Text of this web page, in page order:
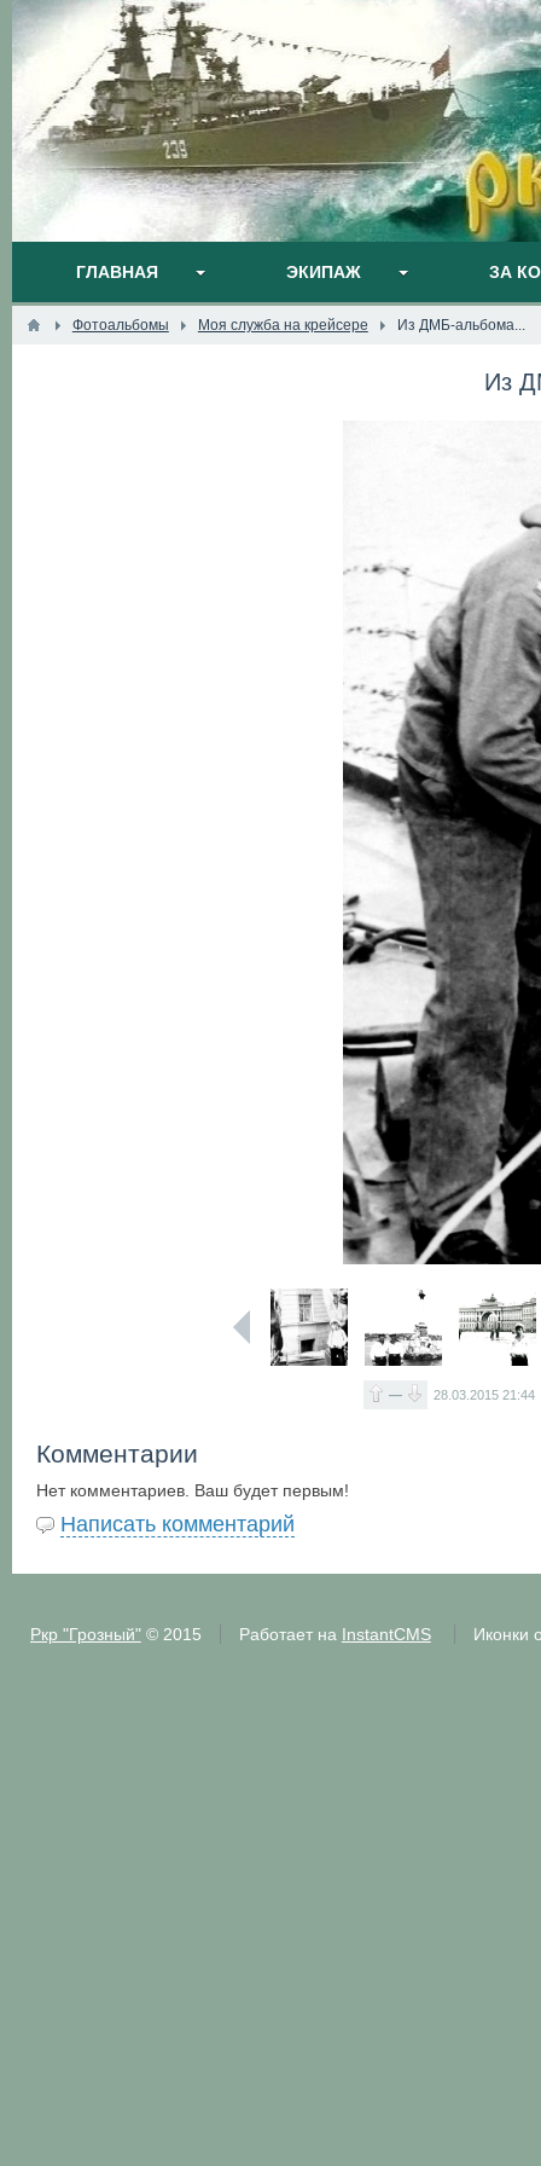
ГЛАВНАЯ ЭКИПАЖ ЗА
Фотоальбомы Моя служба на крейсере Из ДМБ-альбома...
Из
— 28.03.2015 21:44
Комментарии
Нет комментариев. Ваш будет первым!
Написать комментарий
Ркр "Грозный"© 2015 Работает на InstantCMS Иконки